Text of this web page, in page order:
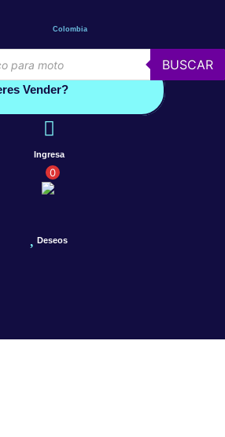
Colombia
BUSCAR
debes vender con mercleta
Vender?
Ingresa
0
Deseos